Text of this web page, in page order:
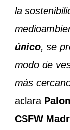
la
único, se
modo de
más
aclara
CSFW